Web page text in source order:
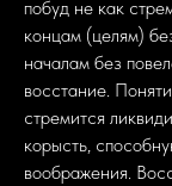
побуд не как
концам (целям)
началам без
восстание.
стремится
корысть,
воображения.